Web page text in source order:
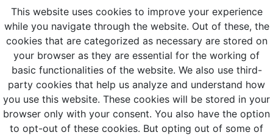
This website uses cookies to improve your experience
while you navigate through the website. Out of these, the
cookies that are categorized as necessary are stored on
your browser as they are essential for the working of
basic functionalities of the website. We also use third-
party cookies that help us analyze and understand how
you use this website. These cookies will be stored in your
browser only with your consent. You also have the option
to opt-out of these cookies. But opting out of some of